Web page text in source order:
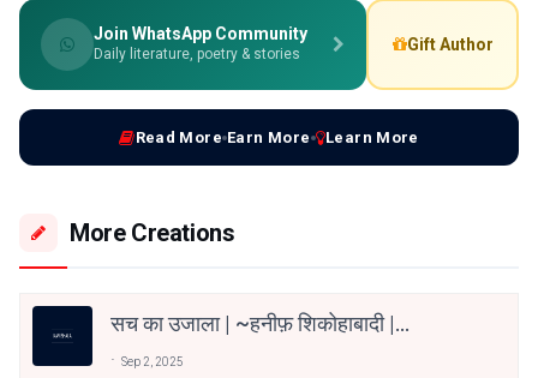
Join WhatsApp Community
Daily literature, poetry & stories
Gift Author
Read More Earn More Learn More
More Creations
सच का उजाला | ~हनीफ़ शिकोहाबादी |
Sep 2, 2025